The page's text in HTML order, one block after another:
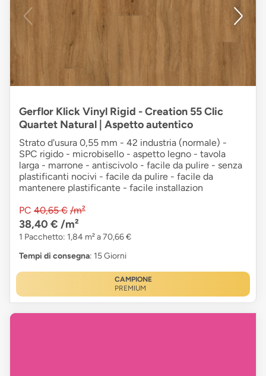
Gerflor Klick Vinyl Rigid - Creation 55 Clic
Quartet Natural | Aspetto autentico
Strato d'usura 0,55 mm - 42 industria (normale) -
SPC rigido - microbisello - aspetto legno - tavola
larga - marrone - antiscivolo - facile da pulire - senza
plastificanti nocivi - facile da pulire - facile da
mantenere plastificante - facile installazion
PC 40,65 € /m²
38,40 € /m²
1 Pacchetto: 1,84 m² a 70,66 €
Tempi di consegna: 15 Giorni
CAMPIONE
PREMIUM